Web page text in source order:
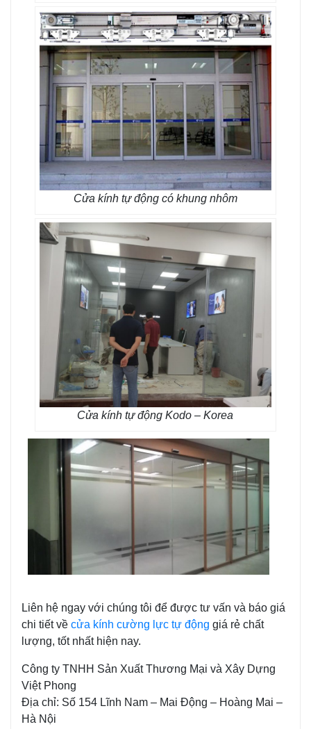
Cửa kính tự động có khung nhôm
Cửa kính tự động Kodo – Korea
Liên hệ ngay với chúng tôi để được tư vấn và báo giá
chi tiết về cửa kính cường lực tự động giá rẻ chất
lượng, tốt nhất hiện nay.
Công ty TNHH Sản Xuất Thương Mại và Xây Dựng
Việt Phong
Địa chỉ: Số 154 Lĩnh Nam – Mai Động – Hoàng Mai –
Hà Nội